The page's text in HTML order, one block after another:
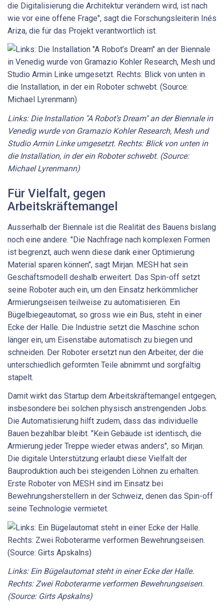
die Digitalisierung die Architektur verändern wird, ist nach
wie vor eine offene Frage", sagt die Forschungsleiterin Inés
Ariza, die für das Projekt verantwortlich ist.
Links: Die Installation "A Robot’s Dream" an der Biennale in
Venedig wurde von Gramazio Kohler Research, Mesh und
Studio Armin Linke umgesetzt. Rechts: Blick von unten in
die Installation, in der ein Roboter schwebt. (Source:
Michael Lyrenmann)
Für Vielfalt, gegen
Arbeitskräftemangel
Ausserhalb der Biennale ist die Realität des Bauens bislang
noch eine andere. "Die Nachfrage nach komplexen Formen
ist begrenzt, auch wenn diese dank einer Optimierung
Material sparen können", sagt Mirjan. MESH hat sein
Geschäftsmodell deshalb erweitert. Das Spin-off setzt
seine Roboter auch ein, um den Einsatz herkömmlicher
Armierungseisen teilweise zu automatisieren. Ein
Bügelbiegeautomat, so gross wie ein Bus, steht in einer
Ecke der Halle. Die Industrie setzt die Maschine schon
länger ein, um Eisenstäbe automatisch zu biegen und
schneiden. Der Roboter ersetzt nun den Arbeiter, der die
unterschiedlich geformten Teile abnimmt und sorgfältig
stapelt.
Damit wirkt das Startup dem Arbeitskräftemangel entgegen,
insbesondere bei solchen physisch anstrengenden Jobs.
Die Automatisierung hilft zudem, dass das individuelle
Bauen bezahlbar bleibt. "Kein Gebäude ist identisch, die
Armierung jeder Treppe wieder etwas anders", so Mirjan.
Die digitale Unterstützung erlaubt diese Vielfalt der
Bauproduktion auch bei steigenden Löhnen zu erhalten.
Erste Roboter von MESH sind im Einsatz bei
Bewehrungsherstellern in der Schweiz, denen das Spin-off
seine Technologie vermietet.
Links: Ein Bügelautomat steht in einer Ecke der Halle.
Rechts: Zwei Roboterarme verformen Bewehrungseisen.
(Source: Girts Apskalns)